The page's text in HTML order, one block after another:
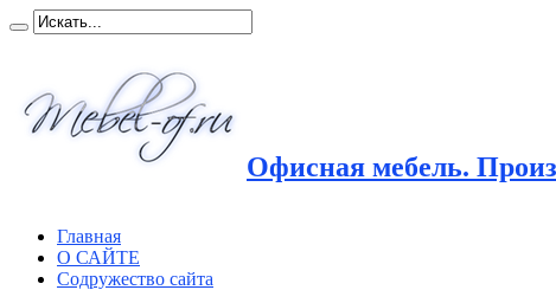
Офисная мебель.
Главная
О САЙТЕ
Содружество сайта